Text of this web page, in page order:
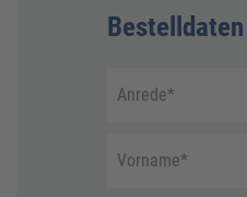
Bestelldaten
Anrede*
Vorname*